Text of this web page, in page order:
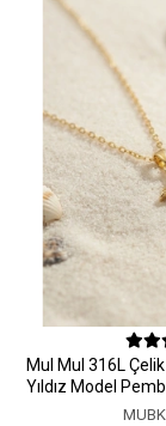
MuI MuI 316L
Yıldız Model